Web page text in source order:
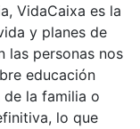
VidaCaixa es la
y planes de
las personas nos
educación
la familia o
lo que